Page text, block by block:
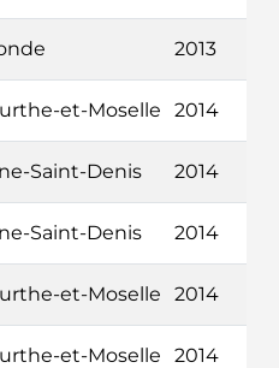
2013
et-Moselle 2014
Saint-Denis 2014
Saint-Denis 2014
et-Moselle 2014
et-Moselle 2014